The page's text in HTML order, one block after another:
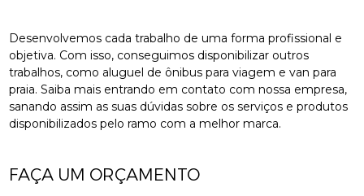
Desenvolvemos cada trabalho de uma forma profissional e
objetiva. Com isso, conseguimos disponibilizar outros
trabalhos, como aluguel de ônibus para viagem e van para
praia. Saiba mais entrando em contato com nossa empresa,
sanando assim as suas dúvidas sobre os serviços e produtos
disponibilizados pelo ramo com a melhor marca.
FAÇA UM ORÇAMENTO